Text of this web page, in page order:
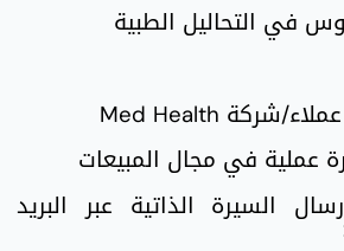
في التحاليل الطبية
عملية في مجال المبيعات
السيرة الذاتية عبر البريد